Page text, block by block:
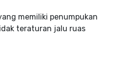
memiliki penumpukan
teraturan jalu ruas